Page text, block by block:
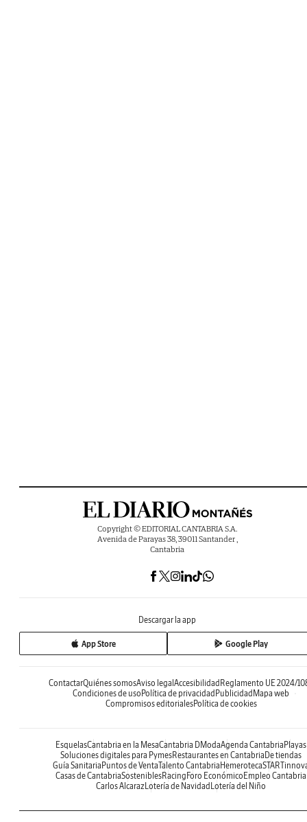
Copyright © EDITORIAL CANTABRIA S.A.
Avenida de Parayas 38, 39011 Santander ,
Cantabria
Descargar la app
App Store Google Play
ContactarQuiénes somosAviso legal Accesibilidad Reglamento UE 2024/
Condiciones de uso Política de privacidad Publicidad Mapa web
Compromisos editorialesPolítica de cookies
EsquelasCantabria en la MesaCantabria DModaAgenda Cantabria Playas
Soluciones digitales para PymesRestaurantes en Cantabria De tiendas
Guía Sanitaria Puntos de VentaTalento Cantabria Hemeroteca
Casas de CantabriaSosteniblesRacing Foro Económico Empleo Cantabria
Carlos AlcarazLotería de Navidad Lotería del Niño